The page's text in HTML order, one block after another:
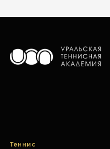
Теннис